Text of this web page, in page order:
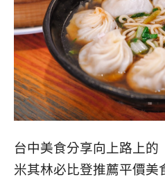
台中美食分享向上路上的
米其林必比登推薦平價美